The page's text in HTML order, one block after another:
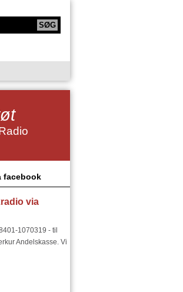
BODYTALK
HAFNIA
18 ÅR
facebook
via
1070319 - til
Andelskasse. Vi